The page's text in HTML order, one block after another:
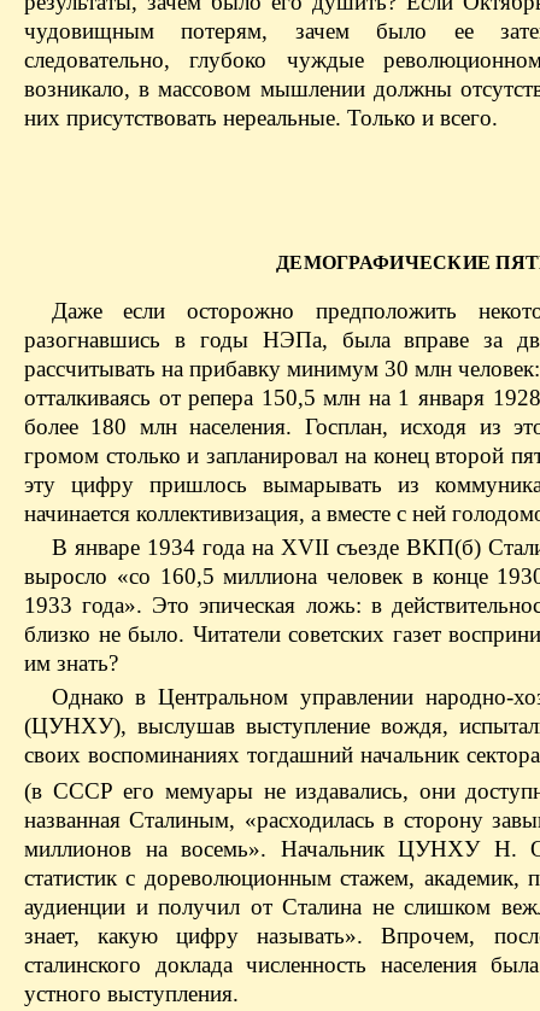
чудовищным потерям, зачем было ее
следовательно, глубоко чуждые
возникало, в массовом мышлении должны
них присутствовать нереальные. Только и всего.
ДЕМОГРАФИЧЕСКИЕ
Даже если осторожно предположить
разогнавшись в годы НЭПа, была вправе за
рассчитывать на прибавку минимум 30 млн
отталкиваясь от репера 150,5 млн на 1 января
более 180 млн населения. Госплан, исходя из
громом столько и запланировал на конец второй
эту цифру пришлось вымарывать из
начинается коллективизация, а вместе с ней
В январе 1934 года на XVII съезде ВКП(б)
выросло «со 160,5 миллиона человек в конце
1933 года». Это эпическая ложь: в
близко не было. Читатели советских газет
им знать?
Однако в Центральном управлении народно-
(ЦУНХУ), выслушав выступление вождя,
своих воспоминаниях тогдашний начальник
(в СССР его мемуары не издавались, они
названная Сталиным, «расходилась в сторону
миллионов на восемь». Начальник ЦУНХУ Н.
статистик с дореволюционным стажем,
аудиенции и получил от Сталина не слишком
знает, какую цифру называть». Впрочем,
сталинского доклада численность населения
устного выступления.